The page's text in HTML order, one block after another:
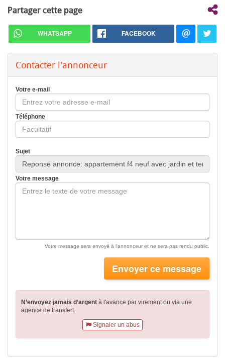
Partager cette page
WHATSAPP FACEBOOK
Contacter l'annonceur
Votre e-mail
Téléphone
Sujet
Votre message
Votre message sera envoyé à l'annonceur et ne sera pas rendu public.
Envoyer ce message
N’envoyez jamais d’argent à l'avance par virementou via une
agence de transfert.
Signaler un abus